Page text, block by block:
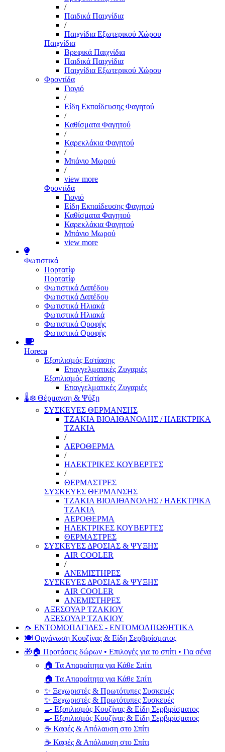
/
Παιδικά Παιχνίδια
/
Παιχνίδια Εξωτερικού Χώρου
Παιχνίδια
Βρεφικά Παιχνίδια
Παιδικά Παιχνίδια
Παιχνίδια Εξωτερικού Χώρου
Φροντίδα
Γιογιό
/
Είδη Εκπαίδευσης Φαγητού
/
Καθίσματα Φαγητού
/
Καρεκλάκια Φαγητού
/
Μπάνιο Μωρού
/
view more
Φροντίδα
Γιογιό
Είδη Εκπαίδευσης Φαγητού
Καθίσματα Φαγητού
Καρεκλάκια Φαγητού
Μπάνιο Μωρού
view more
Φωτιστικά
Πορτατίφ
Πορτατίφ
Φωτιστικά Δαπέδου
Φωτιστικά Δαπέδου
Φωτιστικά Ηλιακά
Φωτιστικά Ηλιακά
Φωτιστικά Οροφής
Φωτιστικά Οροφής
Horeca
Εξοπλισμός Εστίασης
Επαγγελματικές Ζυγαριές
Εξοπλισμός Εστίασης
Επαγγελματικές Ζυγαριές
🌡️❄️ Θέρμανση & Ψύξη
ΣΥΣΚΕΥΕΣ ΘΕΡΜΑΝΣΗΣ
ΤΖΑΚΙΑ ΒΙΟΑΙΘΑΝΟΛΗΣ / ΗΛΕΚΤΡΙΚΑ
ΤΖΑΚΙΑ
/
ΑΕΡΟΘΕΡΜΑ
/
ΗΛΕΚΤΡΙΚΕΣ ΚΟΥΒΕΡΤΕΣ
/
ΘΕΡΜΑΣΤΡΕΣ
ΣΥΣΚΕΥΕΣ ΘΕΡΜΑΝΣΗΣ
ΤΖΑΚΙΑ ΒΙΟΑΙΘΑΝΟΛΗΣ / ΗΛΕΚΤΡΙΚΑ
ΤΖΑΚΙΑ
ΑΕΡΟΘΕΡΜΑ
ΗΛΕΚΤΡΙΚΕΣ ΚΟΥΒΕΡΤΕΣ
ΘΕΡΜΑΣΤΡΕΣ
ΣΥΣΚΕΥΕΣ ΔΡΟΣΙΑΣ & ΨΥΞΗΣ
AIR COOLER
/
ΑΝΕΜΙΣΤΗΡΕΣ
ΣΥΣΚΕΥΕΣ ΔΡΟΣΙΑΣ & ΨΥΞΗΣ
AIR COOLER
ΑΝΕΜΙΣΤΗΡΕΣ
ΑΞΕΣΟΥΑΡ ΤΖΑΚΙΟΥ
ΑΞΕΣΟΥΑΡ ΤΖΑΚΙΟΥ
🦟 ΕΝΤΟΜΟΠΑΓΙΔΕΣ - ΕΝΤΟΜΟΑΠΩΘΗΤΙΚΑ
🍽️ Οργάνωση Κουζίνας & Είδη Σερβιρίσματος
🎁🏠 Προτάσεις δώρων • Επιλογές για το σπίτι • Για σένα
🏠 Τα Απαραίτητα για Κάθε Σπίτι
🏠 Τα Απαραίτητα για Κάθε Σπίτι
✨ Ξεχωριστές & Πρωτότυπες Συσκευές
✨ Ξεχωριστές & Πρωτότυπες Συσκευές
🍳 Εξοπλισμός Κουζίνας & Είδη Σερβιρίσματος
🍳 Εξοπλισμός Κουζίνας & Είδη Σερβιρίσματος
☕ Καφές & Απόλαυση στο Σπίτι
☕ Καφές & Απόλαυση στο Σπίτι